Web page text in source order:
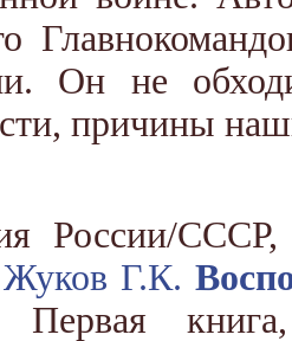
Он не
причины
России/СССР,
Жуков Г.К.
Первая